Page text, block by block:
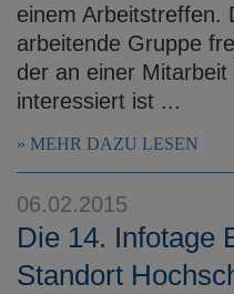
einem Arbeitstreffen.
arbeitende Gruppe
der an einer
interessiert ist ...
MEHR DAZU LESEN
06.02.2015
Die 14. Infotage
Standort